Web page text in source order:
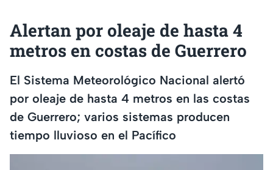
Alertan por oleaje de hasta 4
metros en costas de Guerrero
El Sistema Meteorológico Nacional alertó
por oleaje de hasta 4 metros en las costas
de Guerrero; varios sistemas producen
tiempo lluvioso en el Pacífico